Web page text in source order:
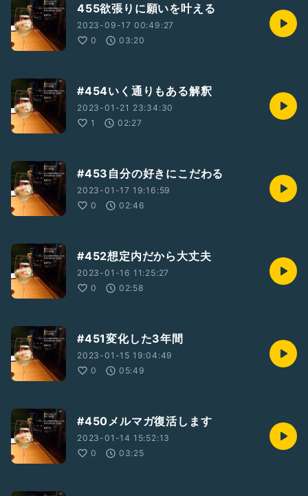
455欲張りに願いを叶える
2023-09-17 00:49:27
0
03:20
#454いく通りもある解釈
2023-01-21 23:34:30
1
02:27
#453自分の好きにこだわる
2023-01-17 19:16:59
0
02:46
#452想定内だから大丈夫
2023-01-16 11:25:27
0
02:58
#451変化した3年間
2023-01-15 19:04:49
0
05:49
#450メルマガ復活します
2023-01-14 15:52:13
0
03:25